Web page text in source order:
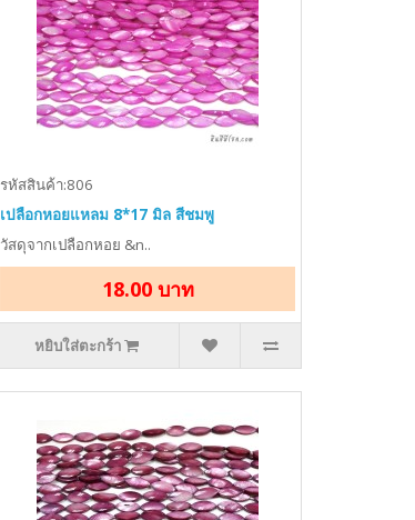
รหัสสินค้า:806
เปลือกหอยแหลม 8*17 มิล สีชมพู
วัสดุจากเปลือกหอย &n..
18.00 บาท
หยิบใส่ตะกร้า